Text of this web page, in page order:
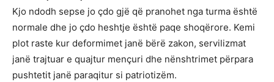
Kjo ndodh sepse jo çdo gjë që pranohet nga turma është
normale dhe jo çdo heshtje është paqe shoqërore. Kemi
plot raste kur deformimet janë bërë zakon, servilizmat
janë trajtuar e quajtur mençuri dhe nënshtrimet përpara
pushtetit janë paraqitur si patriotizëm.